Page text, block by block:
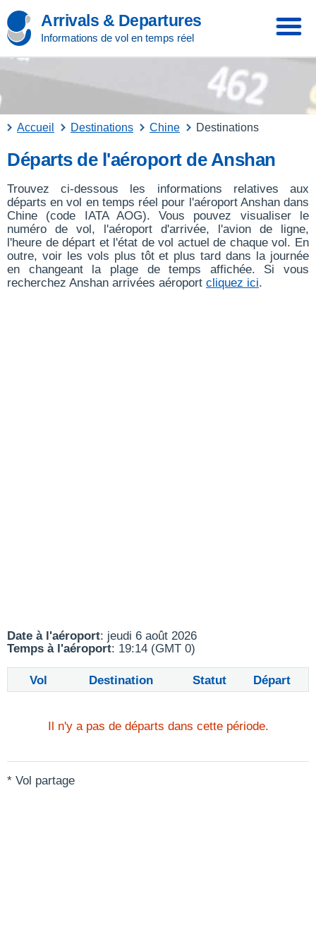
Arrivals & Departures
Informations de vol en temps réel
Accueil Destinations Chine Destinations
Départs de l'aéroport de Anshan
Trouvez ci-dessous les informations relatives aux
départs en vol en temps réel pour l'aéroport Anshan dans
Chine (code IATA AOG). Vous pouvez visualiser le
numéro de vol, l'aéroport d'arrivée, l'avion de ligne,
l'heure de départ et l'état de vol actuel de chaque vol. En
outre, voir les vols plus tôt et plus tard dans la journée
en changeant la plage de temps affichée. Si vous
recherchez Anshan arrivées aéroport cliquez ici.
Date à l'aéroport: jeudi 6 août 2026
Temps à l'aéroport: 19:14 (GMT 0)
Vol Destination Statut Départ
Il n'y a pas de départs dans cette période.
* Vol partage